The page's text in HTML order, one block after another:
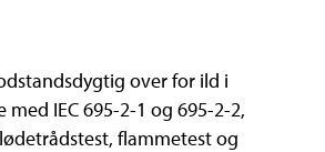
over for ild i
IEC 695-2-1 og 695-2-2,
flammetest og